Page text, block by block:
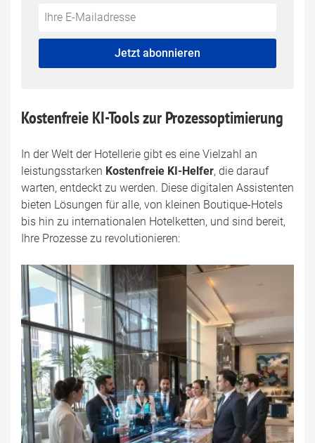
Do
fill
*Ihre
Mailadresse:
Jetzt abonnieren
Kostenfreie KI-Tools zur Prozessoptimierung
In der Welt der Hotellerie gibt es eine Vielzahl an
leistungsstarken Kostenfreie KI-Helfer, die darauf
warten, entdeckt zu werden. Diese digitalen Assistenten
bieten Lösungen für alle, von kleinen Boutique-Hotels
bis hin zu internationalen Hotelketten, und sind bereit,
Ihre Prozesse zu revolutionieren: